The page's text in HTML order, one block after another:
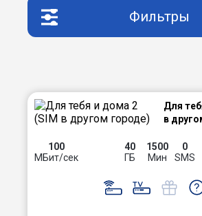
Фильтры
Для
в
100
МБит/сек
40
ГБ
1500
Мин
0
SMS